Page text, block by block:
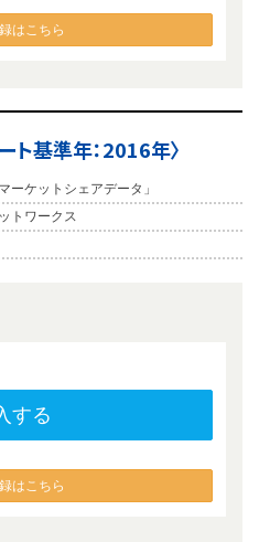
はこちら
ト基準年：2016年〉
ーケットシェアデータ」
トワークス
する
はこちら